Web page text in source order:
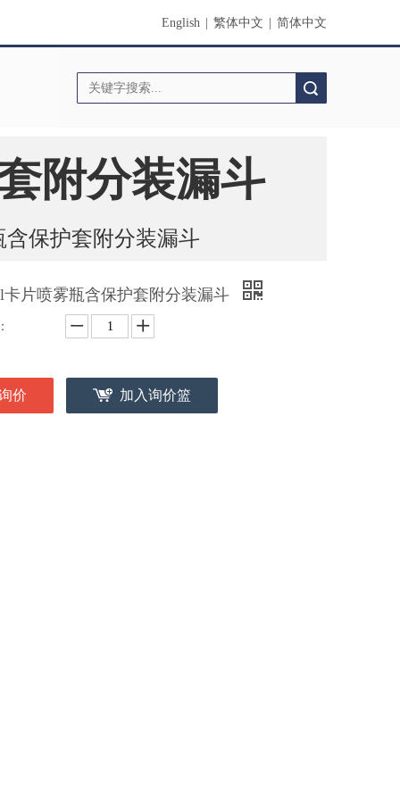
English 繁体中文 简体中文
附分装漏斗
含保护套附分装漏斗
卡片喷雾瓶含保护套附分装漏斗
价 加入询价篮